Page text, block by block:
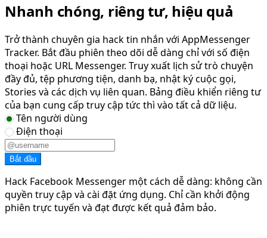
Nhanh chóng, riêng tư, hiệu quả
Trở thành chuyên gia hack tin nhắn với AppMessenger
Tracker. Bắt đầu phiên theo dõi dễ dàng chỉ với số điện
thoại hoặc URL Messenger. Truy xuất lịch sử trò chuyện
đầy đủ, tệp phương tiện, danh bạ, nhật ký cuộc gọi,
Stories và các dịch vụ liên quan. Bảng điều khiển riêng tư
của bạn cung cấp truy cập tức thì vào tất cả dữ liệu.
Tên người dùng
Điện thoại
Bắt đầu
Hack Facebook Messenger một cách dễ dàng: không cần
quyền truy cập và cài đặt ứng dụng. Chỉ cần khởi động
phiên trực tuyến và đạt được kết quả đảm bảo.